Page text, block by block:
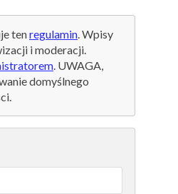
tenregulamin. Wpisy
i moderacji.
. UWAGA,
domyślnego